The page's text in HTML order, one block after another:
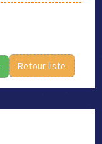
Retour liste